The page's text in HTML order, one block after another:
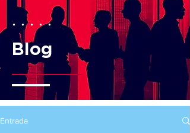
. . . . .
Blog
Entrada